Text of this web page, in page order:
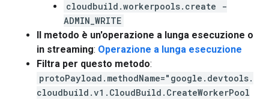
cloudbuild.workerpools.create -
ADMIN_WRITE
Il metodo è un'operazione a lunga esecuzione o
in streaming: Operazione a lunga esecuzione
Filtra per questo metodo:
protoPayload.methodName="google.devtools.
cloudbuild.v1.CloudBuild.CreateWorkerPool